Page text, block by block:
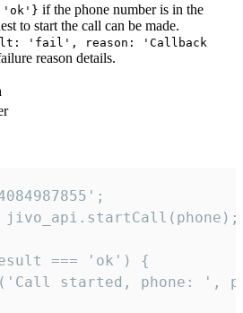
'ok'} if the phone number is in the
to start the call can be made.
'fail', reason: 'Callback
reason details.
=== 'ok') {
started, phone: ',